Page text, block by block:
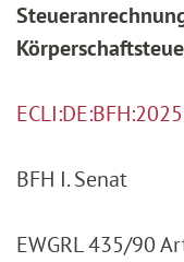
BFH I. Senat
EWGRL 435/90